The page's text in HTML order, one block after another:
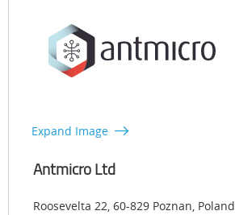
Expand Image
Antmicro Ltd
Roosevelta 22, 60-829 Poznan, Poland